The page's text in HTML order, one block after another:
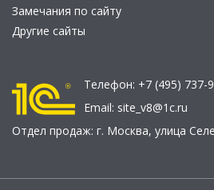
Замечания по сайту
Другие сайты
Телефон: +7 (495) 737-
Email: site_v8@1c.ru
Отдел продаж: г. Москва, улица